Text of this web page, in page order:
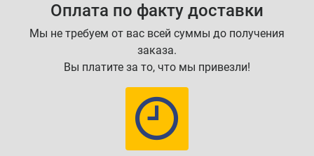
Оплата по факту доставки
Мы не требуем от вас всей суммы до получения
заказа.
Вы платите за то, что мы привезли!